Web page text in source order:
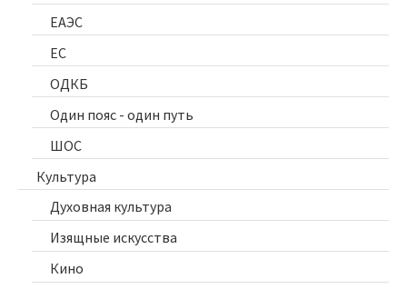
ЕАЭС
ЕС
ОДКБ
Один пояс - один путь
ШОС
Культура
Духовная культура
Изящные искусства
Кино